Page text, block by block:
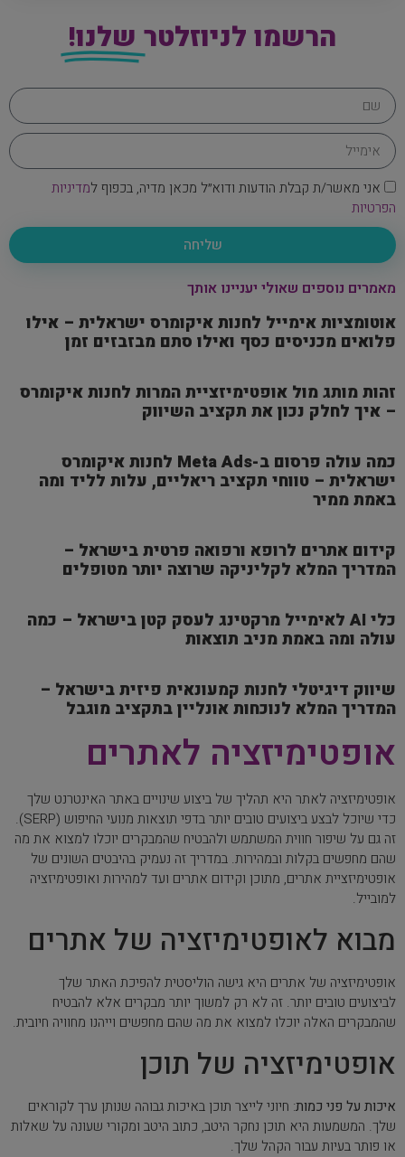
הרשמו לניוזלטר שלנו!
אני מאשר/ת קבלת הודעות ודוא״ל מכאן מדיה, בכפוף למדיניות
הפרטיות
שליחה
מאמרים נוספים שאולי יעניינו אותך
אוטומציות אימייל לחנות איקומרס ישראלית – אילו
פלואים מכניסים כסף ואילו סתם מבזבזים זמן
זהות מותג מול אופטימיזציית המרות לחנות איקומרס
– איך לחלק נכון את תקציב השיווק
כמה עולה פרסום ב-Meta Ads לחנות איקומרס
ישראלית – טווחי תקציב ריאליים, עלות לליד ומה
באמת ממיר
קידום אתרים לרופא ורפואה פרטית בישראל –
המדריך המלא לקליניקה שרוצה יותר מטופלים
כלי AI לאימייל מרקטינג לעסק קטן בישראל – כמה
עולה ומה באמת מניב תוצאות
שיווק דיגיטלי לחנות קמעונאית פיזית בישראל –
המדריך המלא לנוכחות אונליין בתקציב מוגבל
אופטימיזציה לאתרים
אופטימיזציה לאתר היא תהליך של ביצוע שינויים באתר האינטרנט שלך
כדי שיוכל לבצע ביצועים טובים יותר בדפי תוצאות מנועי החיפוש (SERP).
זה גם על שיפור חווית המשתמש ולהבטיח שהמבקרים יוכלו למצוא את מה
שהם מחפשים בקלות ובמהירות. במדריך זה נעמיק בהיבטים השונים של
אופטימיזציית אתרים, מתוכן וקידום אתרים ועד למהירות ואופטימיזציה
למובייל.
מבוא לאופטימיזציה של אתרים
אופטימיזציה של אתרים היא גישה הוליסטית להפיכת האתר שלך
לביצועים טובים יותר. זה לא רק למשוך יותר מבקרים אלא להבטיח
שהמבקרים האלה יוכלו למצוא את מה שהם מחפשים וייהנו מחוויה חיובית.
אופטימיזציה של תוכן
איכות על פני כמות: חיוני לייצר תוכן באיכות גבוהה שנותן ערך לקוראים
שלך. המשמעות היא תוכן נחקר היטב, כתוב היטב ומקורי שעונה על שאלות
או פותר בעיות עבור הקהל שלך.